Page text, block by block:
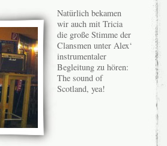
Natürlich bekamen
wir auch mit Tricia
die große Stimme der
Clansmen unter Alex‘
instrumentaler
Begleitung zu hören:
The sound of
Scotland, yea!